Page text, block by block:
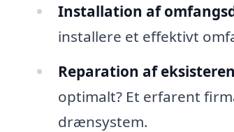
Installation af
installere et effektivt
Reparation af
optimalt? Et erfarent
drænsystem.